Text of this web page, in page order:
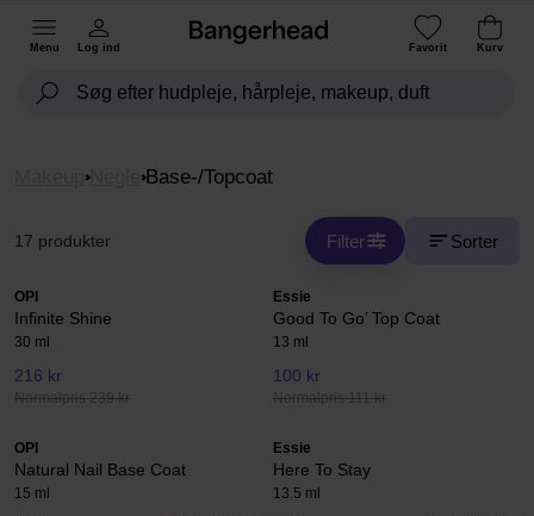
Menu Log ind Favorit Kurv
Negle Base-/Topcoat
17 produkter Filter Sorter
OPI
Infinite Shine
30 ml
216 kr
Normalpris 239 kr
Essie
Good To Go’ Top Coat
13 ml
100 kr
Normalpris 111 kr
OPI
Natural Nail Base Coat
15 ml
Essie
Here To Stay
13.5 ml